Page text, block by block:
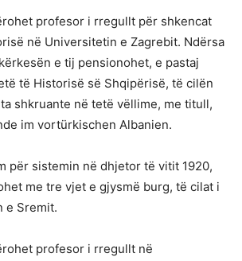
profesor i rregullt për shkencat
në Universitetin e Zagrebit. Ndërsa
e tij pensionohet, e pastaj
të Historisë së Shqipërisë, të cilën
shkruante në tetë vëllime, me titull,
im vortürkischen Albanien.
për sistemin në dhjetor të vitit 1920,
me tre vjet e gjysmë burg, të cilat i
e Sremit.
profesor i rregullt në